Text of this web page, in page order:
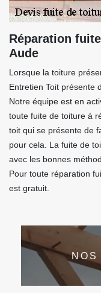
Réparation
Aude
Lorsque la toiture
Entretien Toit présente
Notre équipe est en
toute fuite de toiture à
toit qui se présente de
pour cela. La fuite de
avec les bonnes
Pour toute réparation
est gratuit.
NOS